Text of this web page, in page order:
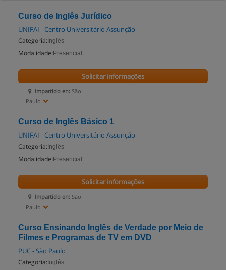
Curso de Inglês Jurídico
UNIFAI - Centro Universitário Assunção
Categoria: Inglês
Modalidade: Presencial
Impartido en: São
Paulo
Solicitar informações
Curso de Inglês Básico 1
UNIFAI - Centro Universitário Assunção
Categoria: Inglês
Modalidade: Presencial
Impartido en: São
Paulo
Solicitar informações
Curso Ensinando Inglês de Verdade por Meio de
Filmes e Programas de TV em DVD
PUC - São Paulo
Categoria: Inglês